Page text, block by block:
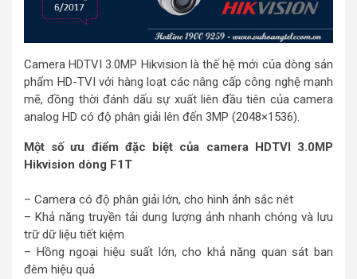
Camera HDTVI 3.0MP Hikvision là thế hệ mới của dòng sản
phẩm HD-TVI với hàng loạt các nâng cấp công nghệ mạnh
mẽ, đồng thời đánh dấu sự xuất liên đầu tiên của camera
analog HD có độ phân giải lên đến 3MP (2048×1536).
Một số ưu điểm đặc biệt của camera HDTVI 3.0MP
Hikvision dòng F1T
– Camera có độ phân giải lớn, cho hình ảnh sắc nét
– Khả năng truyền tải dung lượng ảnh nhanh chóng và lưu
trữ dữ liệu tiết kiệm
– Hồng ngoại hiệu suất lớn, cho khả năng quan sát ban
đêm hiệu quả